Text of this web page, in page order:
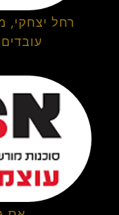
רחל יצחקי,